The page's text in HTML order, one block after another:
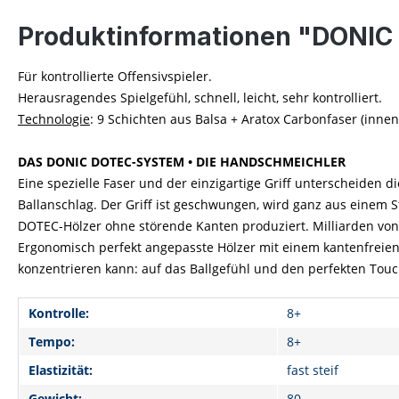
Produktinformationen
Für kontrollierte Offensivspieler.
Herausragendes Spielgefühl, schnell, leicht, sehr kontrolliert.
Technologie: 9 Schichten aus Balsa + Aratox Carbonfaser
DAS DONIC DOTEC-SYSTEM • DIE HANDSCHMEICHLER
Eine spezielle Faser und der einzigartige Griff unterscheiden
Ballanschlag. Der Griff ist geschwungen, wird ganz aus
DOTEC-Hölzer ohne störende Kanten produziert. Milliarden
Ergonomisch perfekt angepasste Hölzer mit einem
konzentrieren kann: auf das Ballgefühl und den perfekten
Kontrolle:
8+
Tempo:
8+
Elastizität:
fast steif